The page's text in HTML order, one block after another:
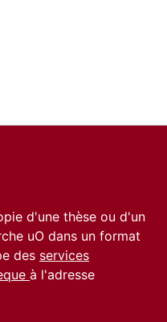
d'une thèse ou d'un
uO dans un format
des services
à l'adresse